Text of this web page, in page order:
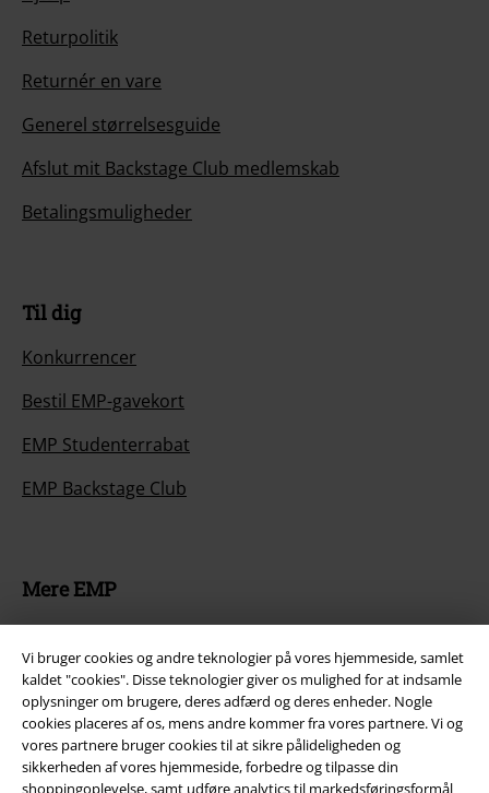
Vi bruger cookies og andre teknologier på vores hjemmeside, samlet
kaldet "cookies". Disse teknologier giver os mulighed for at indsamle
oplysninger om brugere, deres adfærd og deres enheder. Nogle
cookies placeres af os, mens andre kommer fra vores partnere. Vi og
vores partnere bruger cookies til at sikre pålideligheden og
sikkerheden af ​​vores hjemmeside, forbedre og tilpasse din
shoppingoplevelse, samt udføre analytics til markedsføringsformål
Returpolitik
Returnér en vare
Generel størrelsesguide
Afslut mit Backstage Club medlemskab
Betalingsmuligheder
Til dig
Konkurrencer
Bestil EMP-gavekort
EMP Studenterrabat
EMP Backstage Club
Mere EMP
Partnerprogram
Bæredygtighed